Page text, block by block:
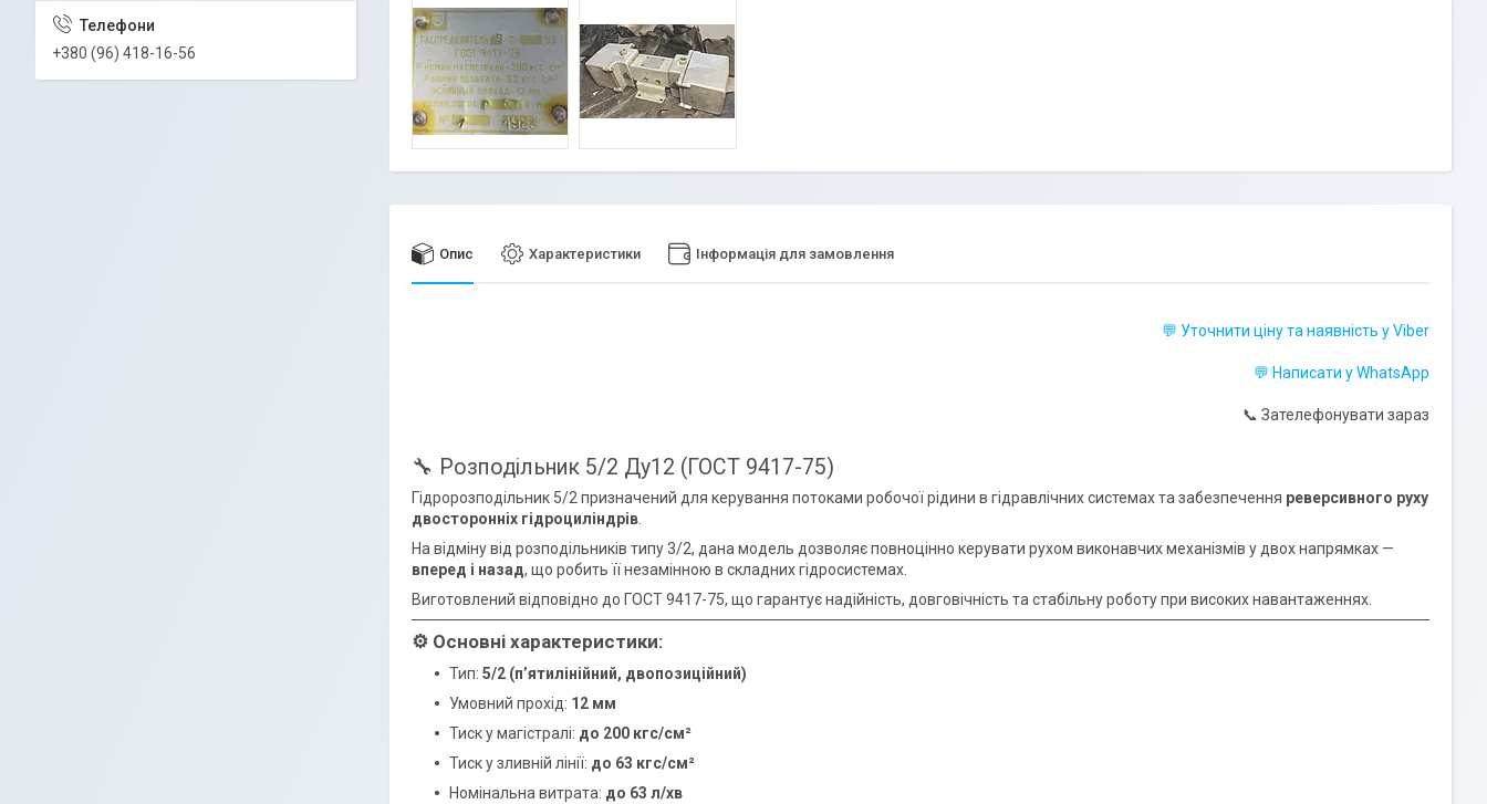
Опис Характеристики Інформація для замовлення
💬 Уточнити ціну та наявність у Viber
💬 Написати у WhatsApp
📞 Зателефонувати зараз
🔧 Розподільник 5/2 Ду12 (ГОСТ 9417-75)
Гідророзподільник 5/2 призначений для керування потоками робочої рідини в гідравлічних системах та забезпечення реверсивного руху
двосторонніх гідроциліндрів
На відміну від розподільників типу 3/2, дана модель дозволяє повноцінно керувати рухом виконавчих механізмів у двох напрямках —
вперед і назад, що робить її незамінною в складних гідросистемах.
Виготовлений відповідно до ГОСТ 9417-75, що гарантує надійність, довговічність та стабільну роботу при високих навантаженнях.
⚙️ Основні характеристики:
Тип: 5/2 (п’ятилінійний, двопозиційний)
Умовний прохід: 12 мм
Тиск у магістралі: до 200 кгс/см²
Тиск у зливній лінії: до 63 кгс/см²
Номінальна витрата: до 63 л/хв
+380 (96) 418-16-56